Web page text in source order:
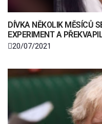
DÍVKA NĚKOLIK MĚSÍCŮ
EXPERIMENT A
20/07/2021